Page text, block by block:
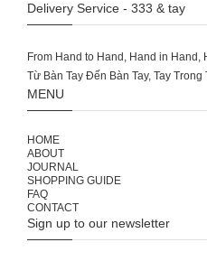
Delivery Service - 333 & tay
From Hand to Hand, Hand in Hand,
MENU
HOME
ABOUT
JOURNAL
SHOPPING GUIDE
FAQ
CONTACT
Sign up to our newsletter